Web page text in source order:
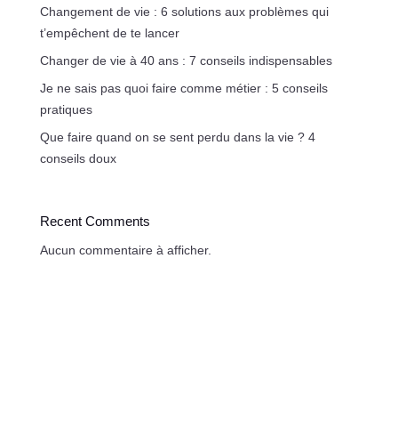
Changement de vie : 6 solutions aux problèmes qui
t’empêchent de te lancer
Changer de vie à 40 ans : 7 conseils indispensables
Je ne sais pas quoi faire comme métier : 5 conseils
pratiques
Que faire quand on se sent perdu dans la vie ? 4
conseils doux
Recent Comments
Aucun commentaire à afficher.